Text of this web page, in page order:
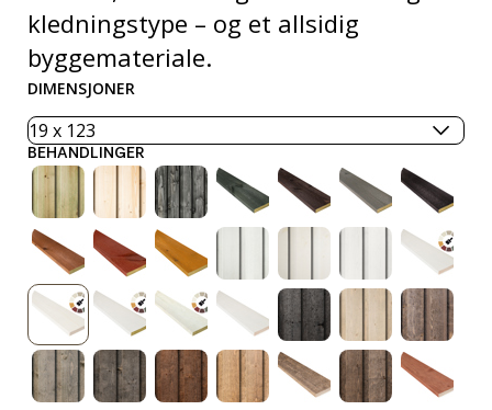
kledningstype – og et allsidig
byggemateriale.
DIMENSJONER
BEHANDLINGER